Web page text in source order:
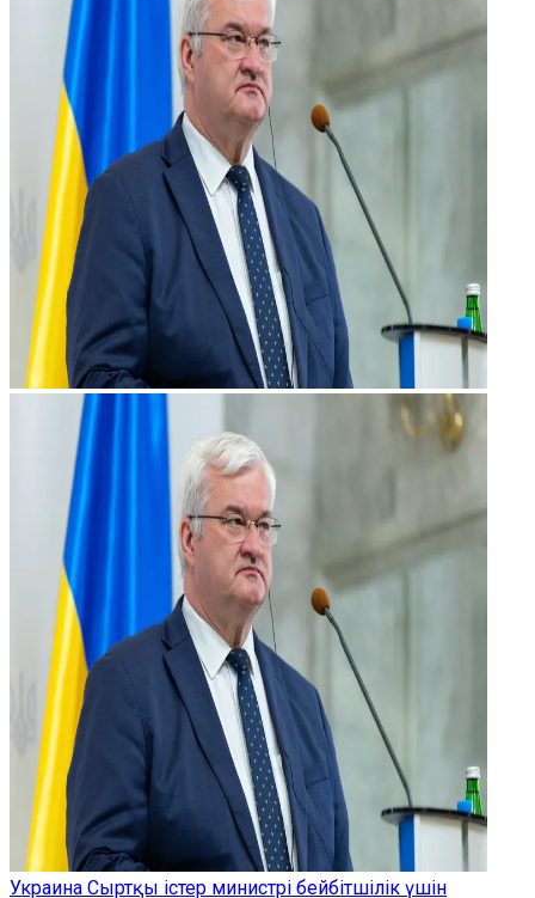
Украина Сыртқы істер министрі бейбітшілік үшін